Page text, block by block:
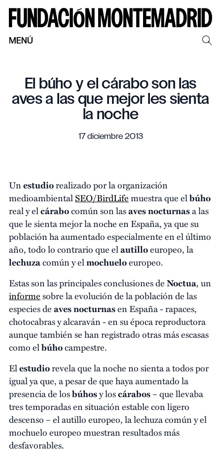
MENÚ
El búho y el cárabo son las
aves a las que mejor les sienta
la noche
17 diciembre 2013
Unestudiorealizado por la organización
medioambientalSEO/BirdLifemuestra que elbúho
real y elcárabocomún son lasavesnocturnasa las
que le sienta mejor la noche en España, ya que su
población ha aumentado especialmente en el último
año, todo lo contrario que elautilloeuropeo, la
lechuzacomún y elmochueloeuropeo.
Estas son las principales conclusiones deNoctua, un
informesobre la evolución de la población de las
especies deaves nocturnasen España - rapaces,
chotocabras y alcaraván - en su época reproductora
aunque también se han registrado otras más escasas
como elbúhocampestre.
Elestudiorevela que la noche no sienta a todos por
igual ya que, a pesar de que haya aumentado la
presencia de losbúhosy loscárabos– que llevaba
tres temporadas en situación estable con ligero
descenso – el autillo europeo, la lechuza común y el
mochuelo europeo muestran resultados más
desfavorables.